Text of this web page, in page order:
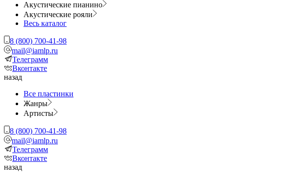
Акустические пианино
Акустические рояли
Весь каталог
8 (800) 700-41-98
mail@iamlp.ru
Телеграмм
Вконтакте
назад
Все пластинки
Жанры
Артисты
8 (800) 700-41-98
mail@iamlp.ru
Телеграмм
Вконтакте
назад